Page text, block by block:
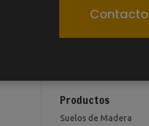
Contacto
Productos
Suelos de Madera